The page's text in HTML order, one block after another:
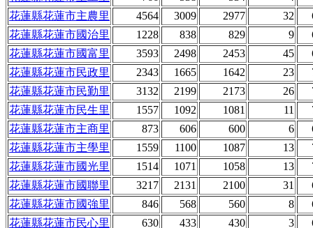
花蓮縣花蓮市主農里
4564 3009 2977 32
花蓮縣花蓮市國治里
1228 838 829 9
花蓮縣花蓮市國富里
3593 2498 2453 45
花蓮縣花蓮市民政里
2343 1665 1642 23
花蓮縣花蓮市民勤里
3132 2199 2173 26
花蓮縣花蓮市民生里
1557 1092 1081 11
花蓮縣花蓮市主商里
873 606 600 6
花蓮縣花蓮市主學里
1559 1100 1087 13
花蓮縣花蓮市國光里
1514 1071 1058 13
花蓮縣花蓮市國聯里
3217 2131 2100 31
花蓮縣花蓮市國強里
846 568 560 8
花蓮縣花蓮市民心里
630 433 430 3